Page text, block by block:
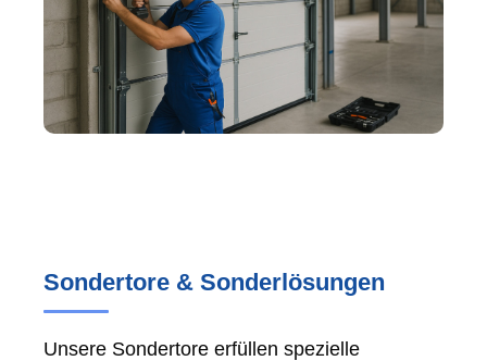
Sondertore & Sonderlösungen
Unsere Sondertore erfüllen spezielle